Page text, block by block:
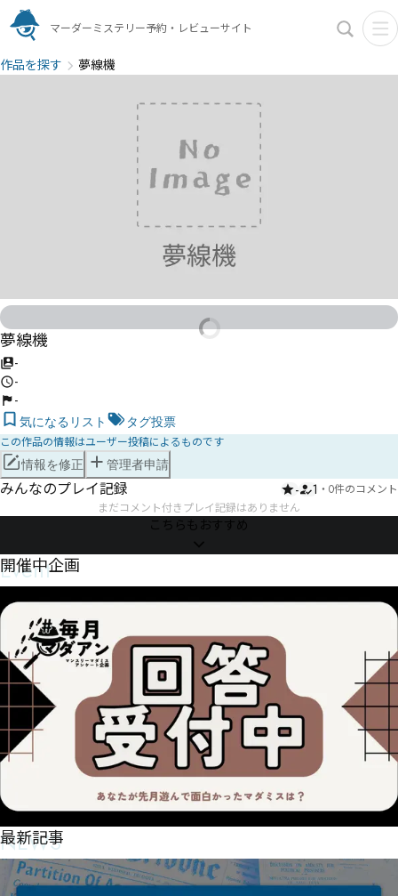
マーダーミステリー予約・レビューサイト
作品を探す 夢線機
夢線機
-
-
-
気になるリスト タグ投票
この作品の情報はユーザー投稿によるものです
情報を修正 管理者申請
みんなのプレイ記録 - 1 ・ 0件のコメント
まだコメント付きプレイ記録はありません
こちらもおすすめ
Event
開催中企画
NEWS
最新記事